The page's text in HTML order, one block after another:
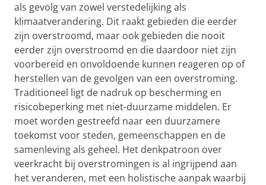
als gevolg van zowel verstedelijking als
klimaatverandering. Dit raakt gebieden die eerder
zijn overstroomd, maar ook gebieden die nooit
eerder zijn overstroomd en die daardoor niet zijn
voorbereid en onvoldoende kunnen reageren op of
herstellen van de gevolgen van een overstroming.
Traditioneel ligt de nadruk op bescherming en
risicobeperking met niet-duurzame middelen. Er
moet worden gestreefd naar een duurzamere
toekomst voor steden, gemeenschappen en de
samenleving als geheel. Het denkpatroon over
veerkracht bij overstromingen is al ingrijpend aan
het veranderen, met een holistische aanpak waarbij